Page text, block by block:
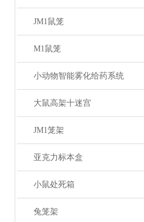
JM1鼠笼
M1鼠笼
小动物智能雾化给药系统
大鼠高架十迷宫
JM1笼架
亚克力标本盒
小鼠处死箱
兔笼架